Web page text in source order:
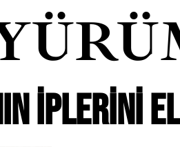
IPLERINI